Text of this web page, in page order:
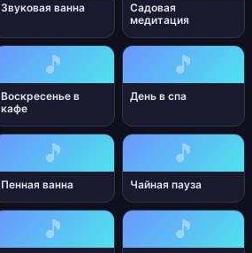
Звуковая ванна
Садовая
медитация
🎵
Воскресенье в
кафе
🎵
День в спа
🎵
Пенная ванна
🎵
Чайная пауза
🎵 🎵